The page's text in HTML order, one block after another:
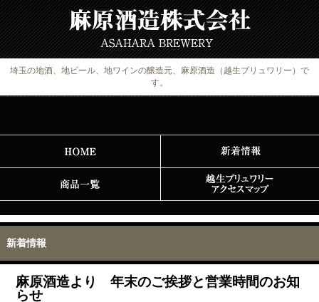
埼玉の地酒、地ビール、地ワインの醸造元、麻原酒造（越生ブリュワリー）で
す。
新着情報
麻原酒造より 年末のご挨拶と営業時間のお知
らせ